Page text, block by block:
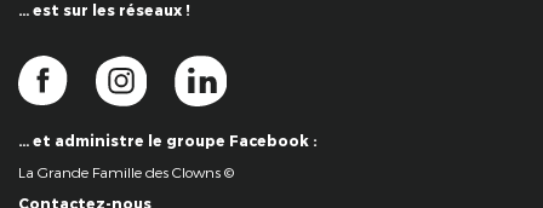
… est sur les réseaux !
… et administre le groupe Facebook :
La Grande Famille des Clowns ©
Contactez-nous